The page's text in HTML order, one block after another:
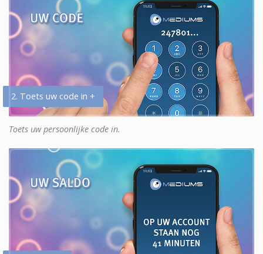
2. Toets uw code in +
Toets uw persoonlijke code in.